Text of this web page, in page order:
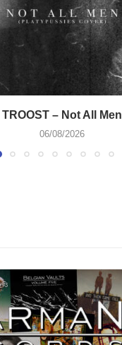
TROOST – Not All Men
06/08/2026